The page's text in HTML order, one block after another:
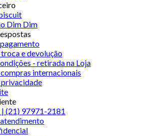
Dim Dim
e devolução
- retirada na Loja
internacionais
(21) 97971-2181